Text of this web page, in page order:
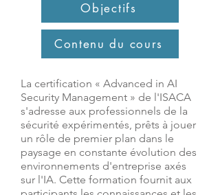
Objectifs
Contenu du cours
La certification « Advanced in AI
Security Management » de l'ISACA
s'adresse aux professionnels de la
sécurité expérimentés, prêts à jouer
un rôle de premier plan dans le
paysage en constante évolution des
environnements d'entreprise axés
sur l'IA. Cette formation fournit aux